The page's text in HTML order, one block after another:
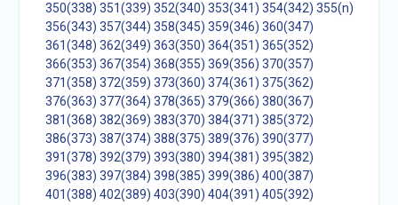
350(338) 351(339) 352(340) 353(341) 354(342) 355(n)
356(343) 357(344) 358(345) 359(346) 360(347)
361(348) 362(349) 363(350) 364(351) 365(352)
366(353) 367(354) 368(355) 369(356) 370(357)
371(358) 372(359) 373(360) 374(361) 375(362)
376(363) 377(364) 378(365) 379(366) 380(367)
381(368) 382(369) 383(370) 384(371) 385(372)
386(373) 387(374) 388(375) 389(376) 390(377)
391(378) 392(379) 393(380) 394(381) 395(382)
396(383) 397(384) 398(385) 399(386) 400(387)
401(388) 402(389) 403(390) 404(391) 405(392)